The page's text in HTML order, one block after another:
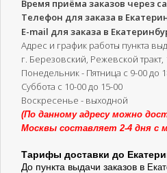
Время приёма заказов через
Телефон для заказа в
E-mail для заказа в
Адрес и график работы пункта
г. Березовский, Режевской
Понедельник - Пятница с 9-00 до
Суббота с 10-00 до 15-00
Воскресенье - выходной
(По данному адресу можно
Москвы составляет 2-4 дня с
Тарифы доставки до
До пункта выдачи заказов в